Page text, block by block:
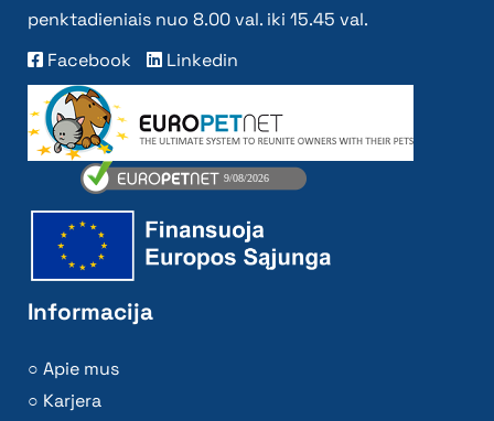
penktadieniais nuo 8.00 val. iki 15.45 val.
Facebook
Linkedin
Informacija
Apie mus
Karjera